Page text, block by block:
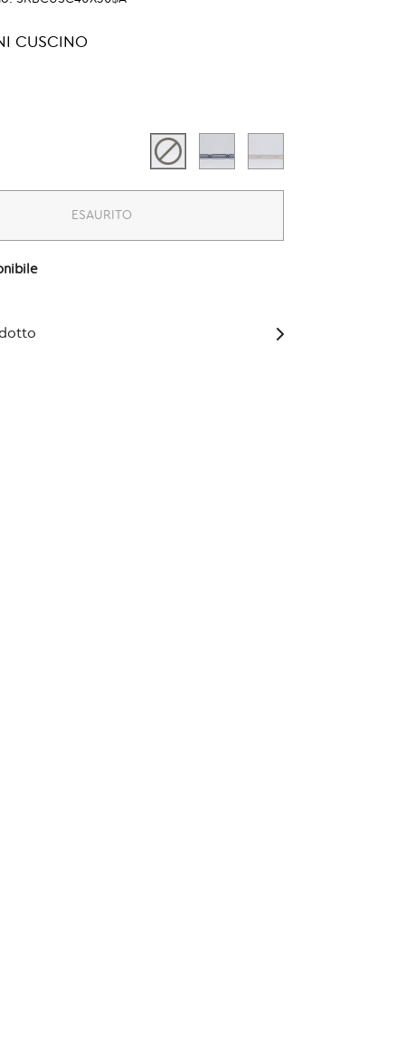
CUSCINO
ESAURITO